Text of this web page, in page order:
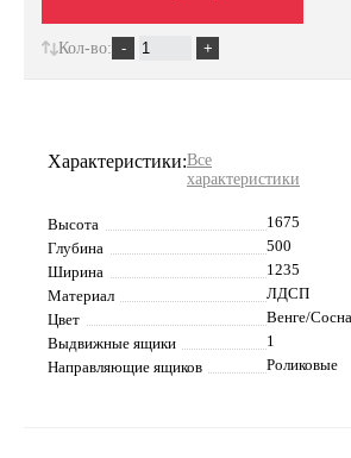
Характеристики:Все
характеристики
Высота
1675
Глубина
500
Ширина
1235
Материал
ЛДСП
Цвет
Венге/
Выдвижные ящики
1
Направляющие ящиков
Роликовые
Кол-во: